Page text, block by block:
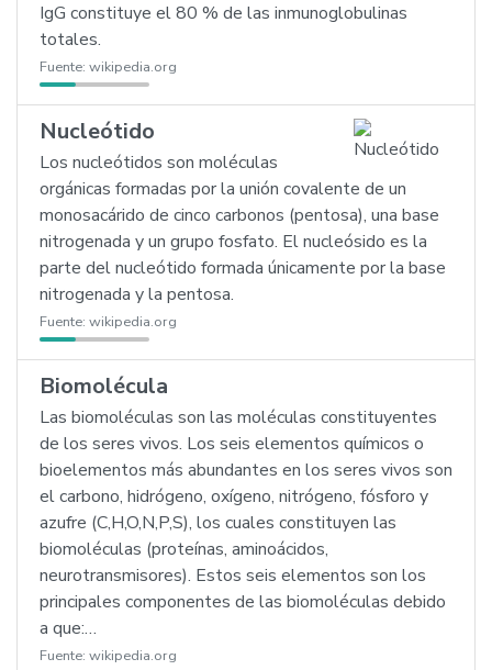
IgG constituye el 80 % de las inmunoglobulinas
totales.
Fuente: wikipedia.org
Nucleótido
Los nucleótidos son moléculas
orgánicas formadas por la unión covalente de un
monosacárido de cinco carbonos (pentosa), una base
nitrogenada y un grupo fosfato. El nucleósido es la
parte del nucleótido formada únicamente por la base
nitrogenada y la pentosa.
Fuente: wikipedia.org
Biomolécula
Las biomoléculas son las moléculas constituyentes
de los seres vivos. Los seis elementos químicos o
bioelementos más abundantes en los seres vivos son
el carbono, hidrógeno, oxígeno, nitrógeno, fósforo y
azufre (C,H,O,N,P,S), los cuales constituyen las
biomoléculas (proteínas, aminoácidos,
neurotransmisores). Estos seis elementos son los
principales componentes de las biomoléculas debido
a que:…
Fuente: wikipedia.org